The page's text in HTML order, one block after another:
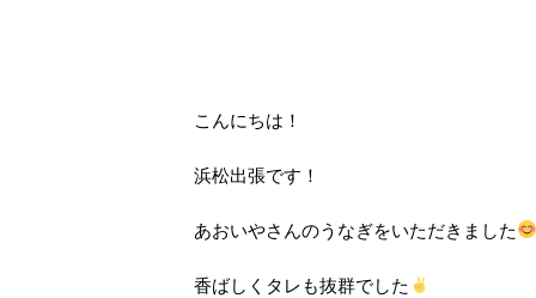
こんにちは！
浜松出張です！
あおいやさんのうなぎをいただきました
香ばしくタレも抜群でした